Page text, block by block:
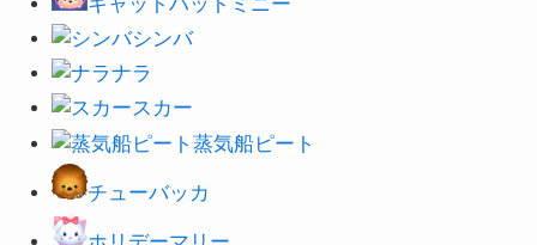
シンバ
ナラ
スカー
蒸気船ピート
チューバッカ